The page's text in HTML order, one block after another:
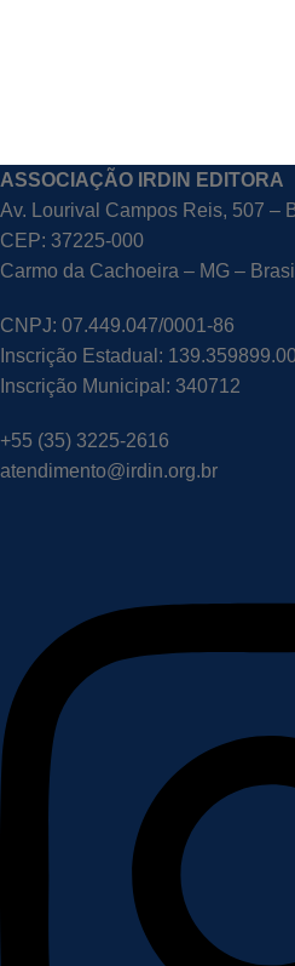
ASSOCIAÇÃO IRDIN EDITORA
Av. Lourival Campos Reis, 507 –
CEP: 37225-000
Carmo da Cachoeira – MG – Brasil
CNPJ: 07.449.047/0001-86
Inscrição Estadual:
Inscrição Municipal: 340712
+55 (35) 3225-2616
atendimento@irdin.org.br